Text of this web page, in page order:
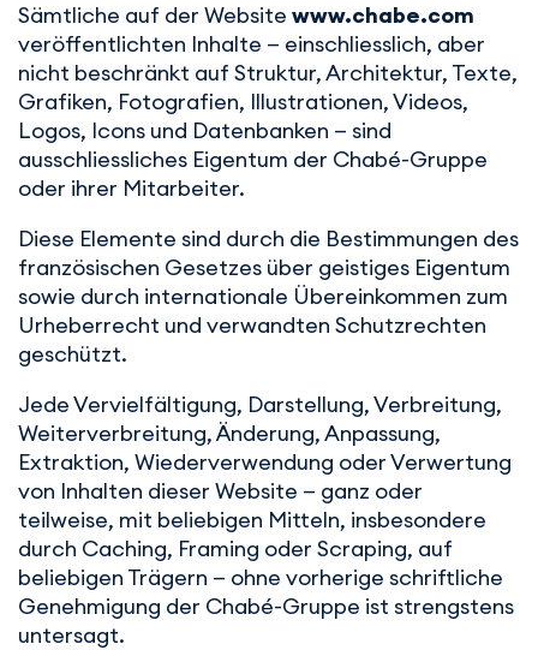
Sämtliche auf der Website www.chabe.com
veröffentlichten Inhalte — einschliesslich, aber
nicht beschränkt auf Struktur, Architektur, Texte,
Grafiken, Fotografien, Illustrationen, Videos,
Logos, Icons und Datenbanken — sind
ausschliessliches Eigentum der Chabé-Gruppe
oder ihrer Mitarbeiter.
Diese Elemente sind durch die Bestimmungen des
französischen Gesetzes über geistiges Eigentum
sowie durch internationale Übereinkommen zum
Urheberrecht und verwandten Schutzrechten
geschützt.
Jede Vervielfältigung, Darstellung, Verbreitung,
Weiterverbreitung, Änderung, Anpassung,
Extraktion, Wiederverwendung oder Verwertung
von Inhalten dieser Website — ganz oder
teilweise, mit beliebigen Mitteln, insbesondere
durch Caching, Framing oder Scraping, auf
beliebigen Trägern — ohne vorherige schriftliche
Genehmigung der Chabé-Gruppe ist strengstens
untersagt.